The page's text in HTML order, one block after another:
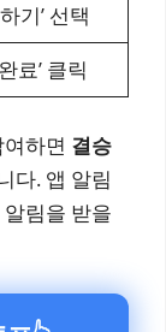
기’ 선택
료’ 클릭
하면 결승
다. 앱 알림
림을 받을